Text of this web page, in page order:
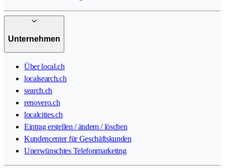
Unternehmen
Über local.ch
localsearch.ch
search.ch
renovero.ch
localcities.ch
Eintrag erstellen / ändern / löschen
Kundencenter für Geschäftskunden
Unerwünschtes Telefonmarketing